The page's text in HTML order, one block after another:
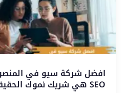
SEO هي شريك نموك الحقيقي؟